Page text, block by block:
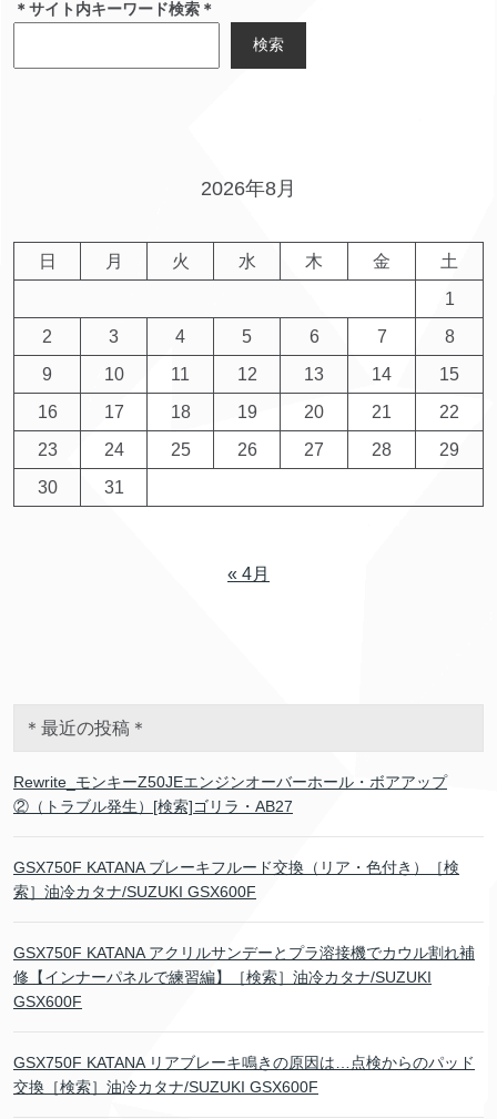
＊サイト内キーワード検索＊
検索
2026年8月
日 月 火 水 木 金
土
1
2
3 4 5 6 7
8
9
10 11 12 13 14
15
16
17 18 19 20 21
22
23
24 25 26 27 28
29
30
31
« 4月
＊最近の投稿＊
Rewrite_モンキーZ50JEエンジンオーバーホール・ボアアップ
②（トラブル発生）[検索]ゴリラ・AB27
GSX750F KATANA ブレーキフルード交換（リア・色付き）［検
索］油冷カタナ/SUZUKI GSX600F
GSX750F KATANA アクリルサンデーとプラ溶接機でカウル割れ補
修【インナーパネルで練習編】［検索］油冷カタナ/SUZUKI
GSX600F
GSX750F KATANA リアブレーキ鳴きの原因は…点検からのパッド
交換［検索］油冷カタナ/SUZUKI GSX600F